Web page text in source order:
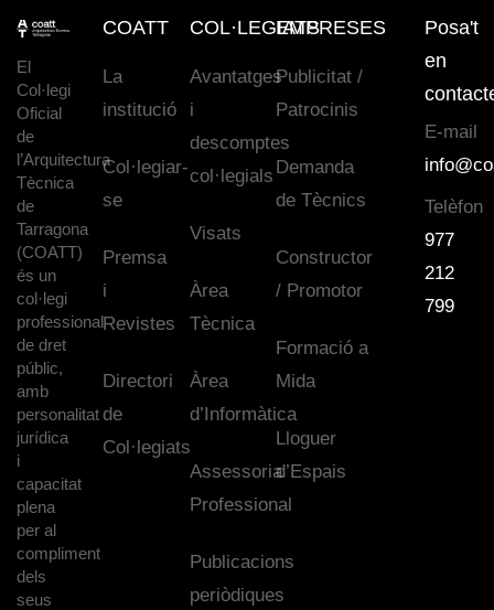
El
Col·legi
Oficial
de
l’Arquitectura
Tècnica
de
Tarragona
(COATT)
és un
col·legi
professional
de dret
públic,
amb
personalitat
jurídica
i
capacitat
plena
per al
compliment
dels
seus
COATT
La
institució
Col·legiar-
se
Premsa
i
Revistes
Directori
de
Col·legiats
COL·LEGIATS
Avantatges
i
descomptes
col·legials
Visats
Àrea
Tècnica
Àrea
d’Informàtica
Assessoria
Professional
Publicacions
periòdiques
EMPRESES
Publicitat /
Patrocinis
Demanda
de Tècnics
Constructor
/ Promotor
Formació a
Mida
Lloguer
d’Espais
Posa't
en
E-mail
Telèfon
977
212
799